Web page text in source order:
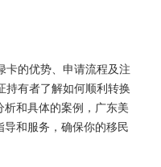
卡的优势、申请流程及注
持有者了解如何顺利转换
和具体的案例，广东美
和服务，确保你的移民